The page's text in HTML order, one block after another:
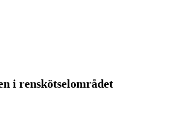
i renskötselområdet